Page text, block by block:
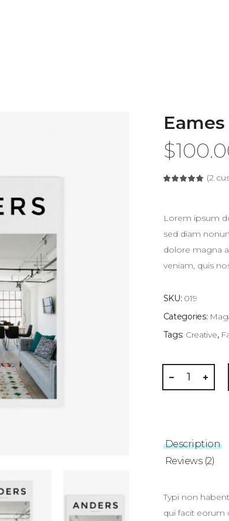
$
2
customer
(2
Lorem ipsum
sed diam
dolore magna
veniam, quis
SKU: 019
Categories:
Tags: Creative,
Eames
Magazine
Description
Reviews (2)
Typi non
qui facit eorum